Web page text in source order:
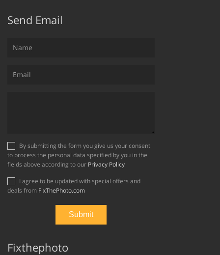
Send Email
to process the personal data specified by you in the
fields above according to our Privacy Policy
deals from FixThePhoto.com
Fixthephoto